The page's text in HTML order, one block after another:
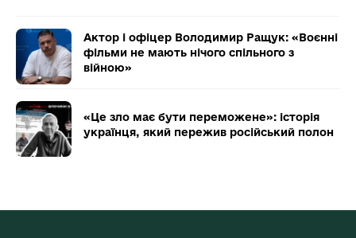
Актор і офіцер Володимир Ращук: «Воєнні
фільми не мають нічого спільного з
війною»
«Це зло має бути переможене»: історія
українця, який пережив російський полон